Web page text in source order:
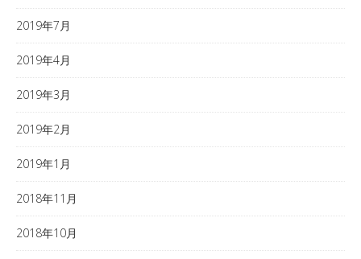
2019年7月
2019年4月
2019年3月
2019年2月
2019年1月
2018年11月
2018年10月